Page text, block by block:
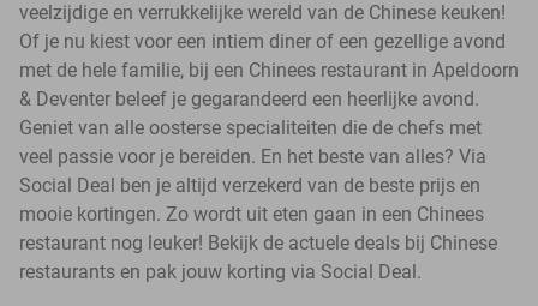
veelzijdige en verrukkelijke wereld van de Chinese keuken!
Of je nu kiest voor een intiem diner of een gezellige avond
met de hele familie, bij een Chinees restaurant in Apeldoorn
& Deventer beleef je gegarandeerd een heerlijke avond.
Geniet van alle oosterse specialiteiten die de chefs met
veel passie voor je bereiden. En het beste van alles? Via
Social Deal ben je altijd verzekerd van de beste prijs en
mooie kortingen. Zo wordt uit eten gaan in een Chinees
restaurant nog leuker! Bekijk de actuele deals bij Chinese
restaurants en pak jouw korting via Social Deal.